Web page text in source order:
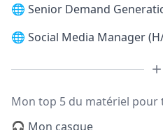
🌐 Senior Demand
🌐 Social Media Manager
Mon top 5 du matériel pour
🎧 Mon casque